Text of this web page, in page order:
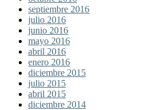
septiembre 2016
julio 2016
junio 2016
mayo 2016
abril 2016
enero 2016
diciembre 2015
julio 2015
abril 2015
diciembre 2014